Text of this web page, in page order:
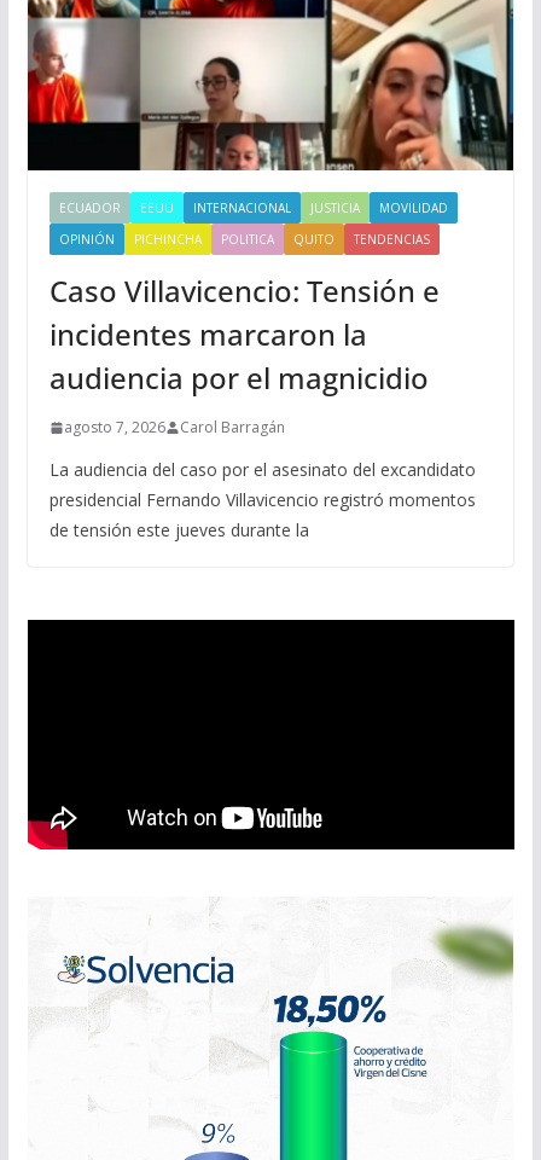
ECUADOR EEUU INTERNACIONAL JUSTICIA
MOVILIDAD
OPINIÓN
PICHINCHA POLITICA QUITO TENDENCIAS
Caso Villavicencio: Tensión e
incidentes marcaron la
audiencia por el magnicidio
agosto 7, 2026 Carol Barragán
La audiencia del caso por el asesinato del excandidato
presidencial Fernando Villavicencio registró momentos
de tensión este jueves durante la